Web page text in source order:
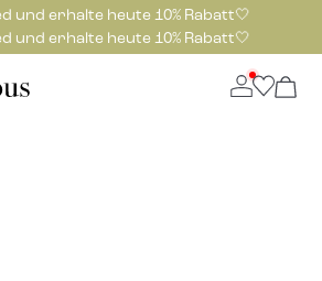
und erhalte heute 10% Rabatt🤍
und erhalte heute 10% Rabatt🤍